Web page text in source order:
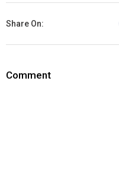
Share On:
Comment